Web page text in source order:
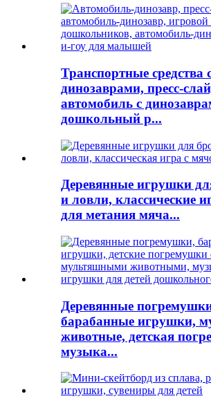
Транспортные средства
динозаврами, пресс-
автомобиль с
дошкольный р...
Деревянные игрушки
и ловли, классические
для метания мяча...
Деревянные
барабанные игрушки,
животные, детская
музыка...